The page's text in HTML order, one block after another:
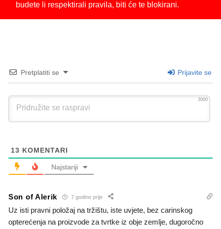
budete li respektirali pravila, biti će te blokirani.
Pretplatiti se Prijavite se
3000
13 KOMENTARI
Najstariji
Son of Alerik 7 godine prije
Uz isti pravni položaj na tržištu, iste uvjete, bez carinskog
opterećenja na proizvode za tvrtke iz obje zemlje, dugoročno